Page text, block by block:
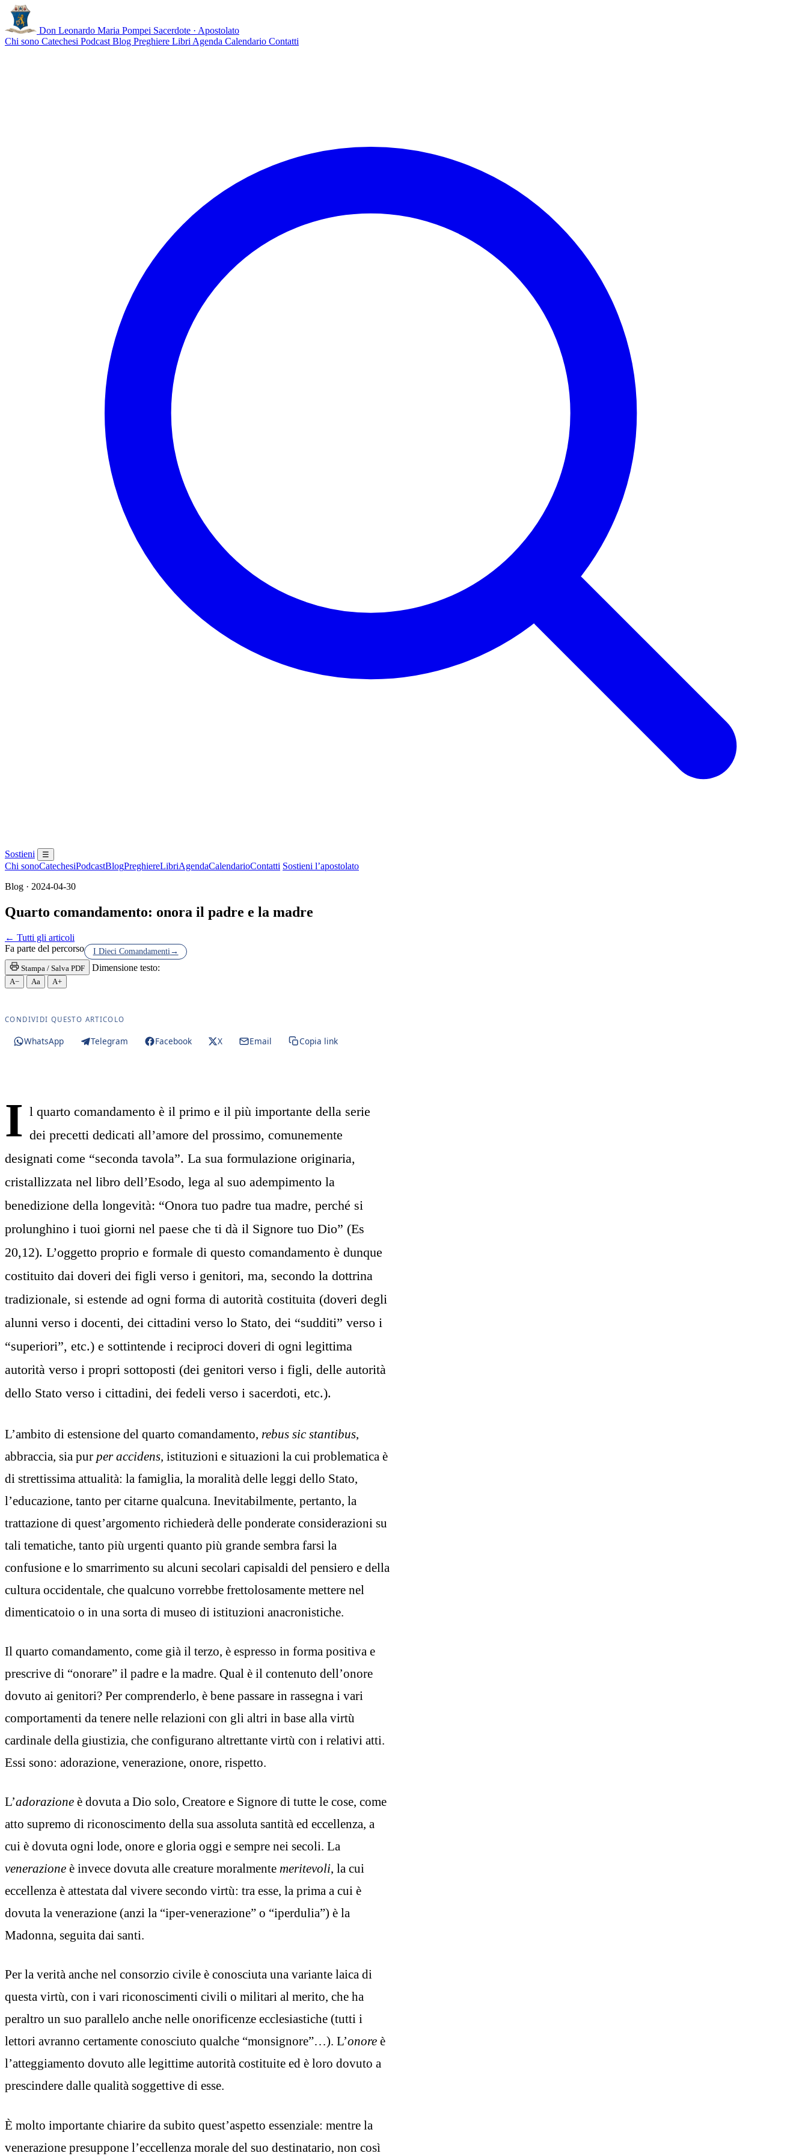
Don Leonardo Maria Pompei Sacerdote · Apostolato
Chi sono Catechesi Podcast Blog Preghiere Libri Agenda Calendario Contatti
Sostieni ☰
Chi sonoCatechesiPodcastBlogPreghiereLibriAgendaCalendarioContatti Sostieni l’apostolato
Blog · 2024-04-30
Quarto comandamento: onora il padre e la madre
← Tutti gli articoli
Fa parte del percorso
I Dieci Comandamenti →
Stampa / Salva PDF
Dimensione testo:
A− Aa A+
CONDIVIDI QUESTO ARTICOLO
WhatsApp Telegram Facebook X Email Copia link
I l quarto comandamento è il primo e il più importante della serie
dei precetti dedicati all’amore del prossimo, comunemente
designati come “seconda tavola”. La sua formulazione originaria,
cristallizzata nel libro dell’Esodo, lega al suo adempimento la
benedizione della longevità: “Onora tuo padre tua madre, perché si
prolunghino i tuoi giorni nel paese che ti dà il Signore tuo Dio” (Es
20,12). L’oggetto proprio e formale di questo comandamento è dunque
costituito dai doveri dei figli verso i genitori, ma, secondo la dottrina
tradizionale, si estende ad ogni forma di autorità costituita (doveri degli
alunni verso i docenti, dei cittadini verso lo Stato, dei “sudditi” verso i
“superiori”, etc.) e sottintende i reciproci doveri di ogni legittima
autorità verso i propri sottoposti (dei genitori verso i figli, delle autorità
dello Stato verso i cittadini, dei fedeli verso i sacerdoti, etc.).
L’ambito di estensione del quarto comandamento, rebus sic stantibus,
abbraccia, sia pur per accidens, istituzioni e situazioni la cui problematica è
di strettissima attualità: la famiglia, la moralità delle leggi dello Stato,
l’educazione, tanto per citarne qualcuna. Inevitabilmente, pertanto, la
trattazione di quest’argomento richiederà delle ponderate considerazioni su
tali tematiche, tanto più urgenti quanto più grande sembra farsi la
confusione e lo smarrimento su alcuni secolari capisaldi del pensiero e della
cultura occidentale, che qualcuno vorrebbe frettolosamente mettere nel
dimenticatoio o in una sorta di museo di istituzioni anacronistiche.
Il quarto comandamento, come già il terzo, è espresso in forma positiva e
prescrive di “onorare” il padre e la madre. Qual è il contenuto dell’onore
dovuto ai genitori? Per comprenderlo, è bene passare in rassegna i vari
comportamenti da tenere nelle relazioni con gli altri in base alla virtù
cardinale della giustizia, che configurano altrettante virtù con i relativi atti.
Essi sono: adorazione, venerazione, onore, rispetto.
L’adorazione è dovuta a Dio solo, Creatore e Signore di tutte le cose, come
atto supremo di riconoscimento della sua assoluta santità ed eccellenza, a
cui è dovuta ogni lode, onore e gloria oggi e sempre nei secoli. La
venerazione è invece dovuta alle creature moralmente meritevoli, la cui
eccellenza è attestata dal vivere secondo virtù: tra esse, la prima a cui è
dovuta la venerazione (anzi la “iper-venerazione” o “iperdulia”) è la
Madonna, seguita dai santi.
Per la verità anche nel consorzio civile è conosciuta una variante laica di
questa virtù, con i vari riconoscimenti civili o militari al merito, che ha
peraltro un suo parallelo anche nelle onorificenze ecclesiastiche (tutti i
lettori avranno certamente conosciuto qualche “monsignore”…). L’onore è
l’atteggiamento dovuto alle legittime autorità costituite ed è loro dovuto a
prescindere dalle qualità soggettive di esse.
È molto importante chiarire da subito quest’aspetto essenziale: mentre la
venerazione presuppone l’eccellenza morale del suo destinatario, non così